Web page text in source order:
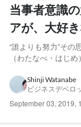
当事者意識
アが、大好
は
“誰よりも努力”そ
（わたなべ・はじ
ップのPOLを選んだ
を聞きま
Shinji Watanabe
ビジネスデベロ
September 03, 2019,